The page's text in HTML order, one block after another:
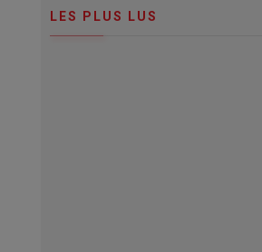
LES PLUS LUS